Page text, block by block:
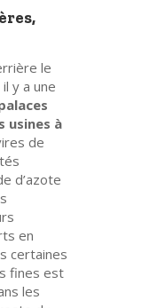
le
y a une
à
de
d’azote
en
certaines
fines est
les